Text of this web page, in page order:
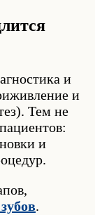
и
и
Тем не
и
.